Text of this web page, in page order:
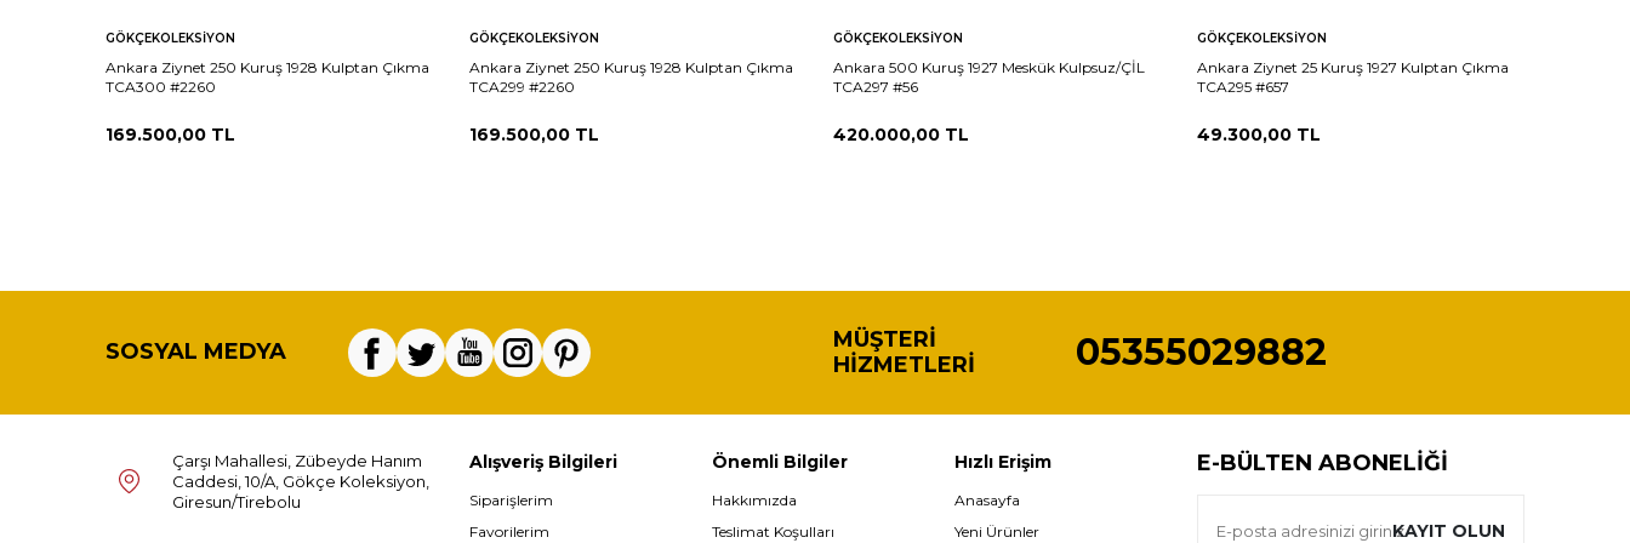
GÖKÇEKOLEKSIYON
Ankara Ziynet 250 Kuruş 1928 Kulptan Çıkma
TCA300 #2260
169.500,00 TL
GÖKÇEKOLEKSIYON
Ankara Ziynet 250 Kuruş 1928 Kulptan Çıkma
TCA299 #2260
169.500,00 TL
GÖKÇEKOLEKSIYON
Ankara 500 Kuruş 1927 Meskük Kulpsuz/ÇİL
TCA297 #56
420.000,00 TL
GÖKÇEKOLEKSIYON
Ankara Ziynet 25 Kuruş 1927 Kulptan Çıkma
TCA295 #657
49.300,00 TL
SOSYAL MEDYA
MÜŞTERI
HIZMETLERI
05355029882
Çarşı Mahallesi, Zübeyde Hanım
Caddesi, 10/A, Gökçe Koleksiyon,
Giresun/Tirebolu
Alışveriş Bilgileri
Siparişlerim
Favorilerim
Önemli Bilgiler
Hakkımızda
Teslimat Koşulları
Hızlı Erişim
Anasayfa
Yeni Ürünler
E-BÜLTEN ABONELIĞI
KAYIT OLUN